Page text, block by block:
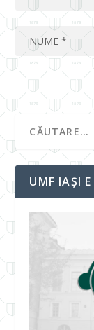
UMF IAȘI